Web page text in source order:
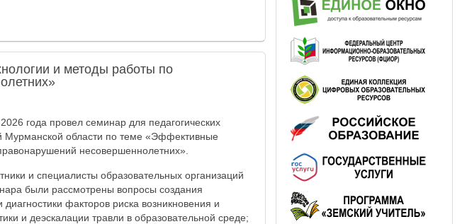
и методы работы по
года провел семинар для педагогических
Мурманской области по теме «Эффективные
несовершеннолетних».
и специалисты образовательных организаций
были рассмотрены вопросы создания
факторов риска возникновения и
и деэскалации травли в образовательной среде;